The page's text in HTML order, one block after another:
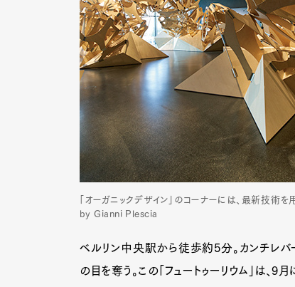
「オーガニックデザイン」のコーナーには、最新技
by Gianni Plescia
ベルリン中央駅から徒歩約5分。カンチレ
の目を奪う。この「フュートゥーリウム」は、